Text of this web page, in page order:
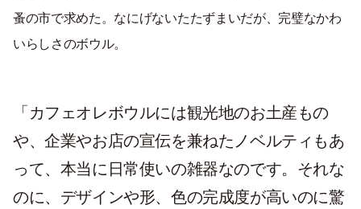
蚤の市で求めた。なにげないたたずまいだが、完璧なかわ
いらしさのボウル。
「カフェオレボウルには観光地のお土産もの
や、企業やお店の宣伝を兼ねたノベルティもあ
って、本当に日常使いの雑器なのです。それな
のに、デザインや形、色の完成度が高いのに驚